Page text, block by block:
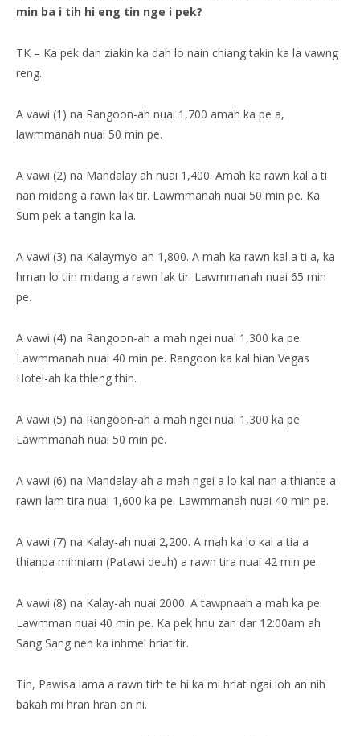
min ba i tih hi eng tin nge i pek?
TK – Ka pek dan ziakin ka dah lo nain chiang takin ka la vawng
reng.
A vawi (1) na Rangoon-ah nuai 1,700 amah ka pe a,
lawmmanah nuai 50 min pe.
A vawi (2) na Mandalay ah nuai 1,400. Amah ka rawn kal a ti
nan midang a rawn lak tir. Lawmmanah nuai 50 min pe. Ka
Sum pek a tangin ka la.
A vawi (3) na Kalaymyo-ah 1,800. A mah ka rawn kal a ti a, ka
hman lo tiin midang a rawn lak tir. Lawmmanah nuai 65 min
pe.
A vawi (4) na Rangoon-ah a mah ngei nuai 1,300 ka pe.
Lawmmanah nuai 40 min pe. Rangoon ka kal hian Vegas
Hotel-ah ka thleng thin.
A vawi (5) na Rangoon-ah a mah ngei nuai 1,300 ka pe.
Lawmmanah nuai 50 min pe.
A vawi (6) na Mandalay-ah a mah ngei a lo kal nan a thiante a
rawn lam tira nuai 1,600 ka pe. Lawmmanah nuai 40 min pe.
A vawi (7) na Kalay-ah nuai 2,200. A mah ka lo kal a tia a
thianpa mihniam (Patawi deuh) a rawn tira nuai 42 min pe.
A vawi (8) na Kalay-ah nuai 2000. A tawpnaah a mah ka pe.
Lawmman nuai 40 min pe. Ka pek hnu zan dar 12:00am ah
Sang Sang nen ka inhmel hriat tir.
Tin, Pawisa lama a rawn tirh te hi ka mi hriat ngai loh an nih
bakah mi hran hran an ni.